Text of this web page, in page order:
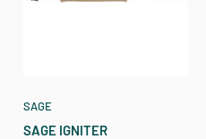
SAGE
SAGE IGNITER